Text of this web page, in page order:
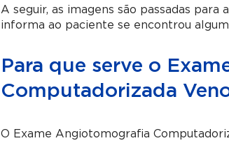
A seguir, as imagens são passadas
informa ao paciente se encontrou
Para que serve o
Computadorizada
O Exame Angiotomografia